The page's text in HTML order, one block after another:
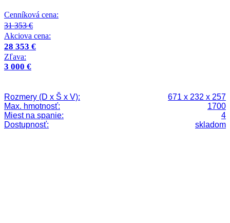
Cenníková cena:
31 353 €
Akciova cena:
28 353 €
Zľava:
3 000 €
Rozmery (D x Š x V):
671 x 232 x 257
Max. hmotnosť:
1700
Miest na spanie:
4
Dostupnosť:
skladom